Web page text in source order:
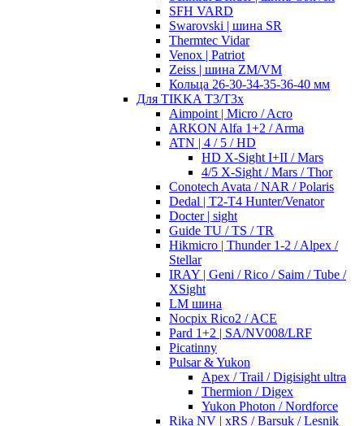
SFH VARD
Swarovski | шина SR
Thermtec Vidar
Venox | Patriot
Zeiss | шина ZM/VM
Кольца 26-30-34-35-36-40 мм
Для TIKKA T3/T3x
Aimpoint | Micro / Acro
ARKON Alfa 1+2 / Arma
ATN | 4 / 5 / HD
HD X-Sight I+II / Mars
4/5 X-Sight / Mars / Thor
Conotech Avata / NAR / Polaris
Dedal | T2-T4 Hunter/Venator
Docter | sight
Guide TU / TS / TR
Hikmicro | Thunder 1-2 / Alpex /
Stellar
IRAY | Geni / Rico / Saim / Tube /
XSight
LM шина
Nocpix Rico2 / ACE
Pard 1+2 | SA/NV008/LRF
Picatinny
Pulsar & Yukon
Apex / Trail / Digisight ultra
Thermion / Digex
Yukon Photon / Nordforce
Rika NV | xRS / Barsuk / Lesnik